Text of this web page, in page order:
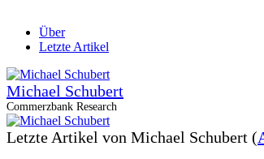
Über
Letzte Artikel
Michael Schubert
Commerzbank Research
Letzte Artikel von Michael Schubert (